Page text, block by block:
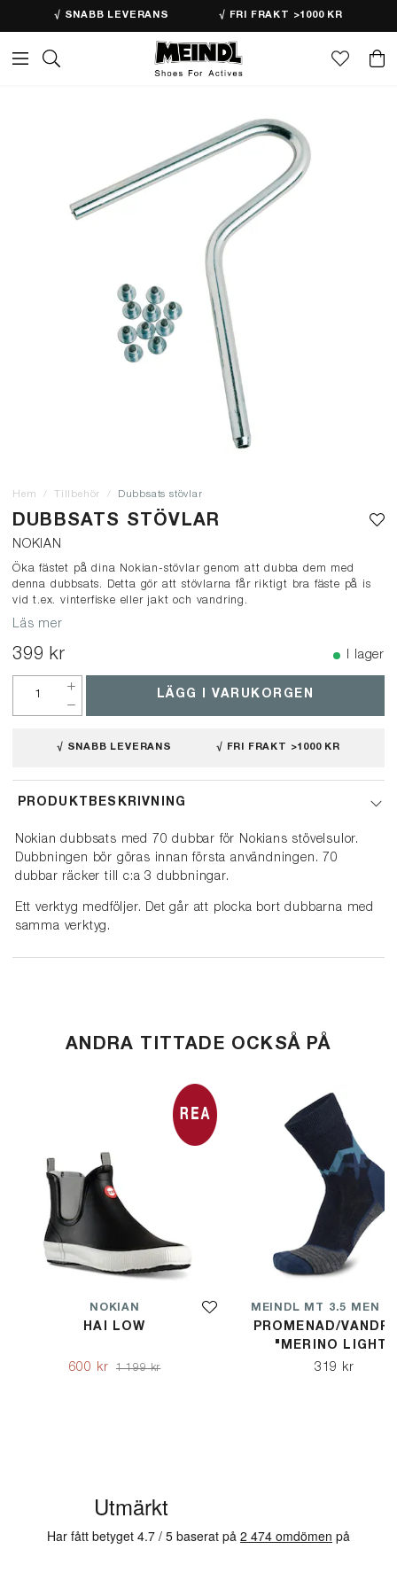
√ SNABB LEVERANS √ FRI FRAKT >1000 KR
Hem Tillbehör Dubbsats stövlar
DUBBSATS STÖVLAR
NOKIAN
Öka fästet på dina Nokian-stövlar genom att dubba dem med
denna dubbsats. Detta gör att stövlarna får riktigt bra fäste på is
vid t.ex. vinterfiske eller jakt och vandring.
Läs mer
399 kr I lager
LÄGG I VARUKORGEN
√ SNABB LEVERANS √ FRI FRAKT >1000 KR
PRODUKTBESKRIVNING
Nokian dubbsats med 70 dubbar för Nokians stövelsulor.
Dubbningen bör göras innan första användningen. 70
dubbar räcker till c:a 3 dubbningar.
Ett verktyg medföljer. Det går att plocka bort dubbarna med
samma verktyg.
ANDRA TITTADE OCKSÅ PÅ
NOKIAN
HAI LOW
600 kr 1 199 kr
PROMENAD/
"MERINO LIGHT"
319 kr